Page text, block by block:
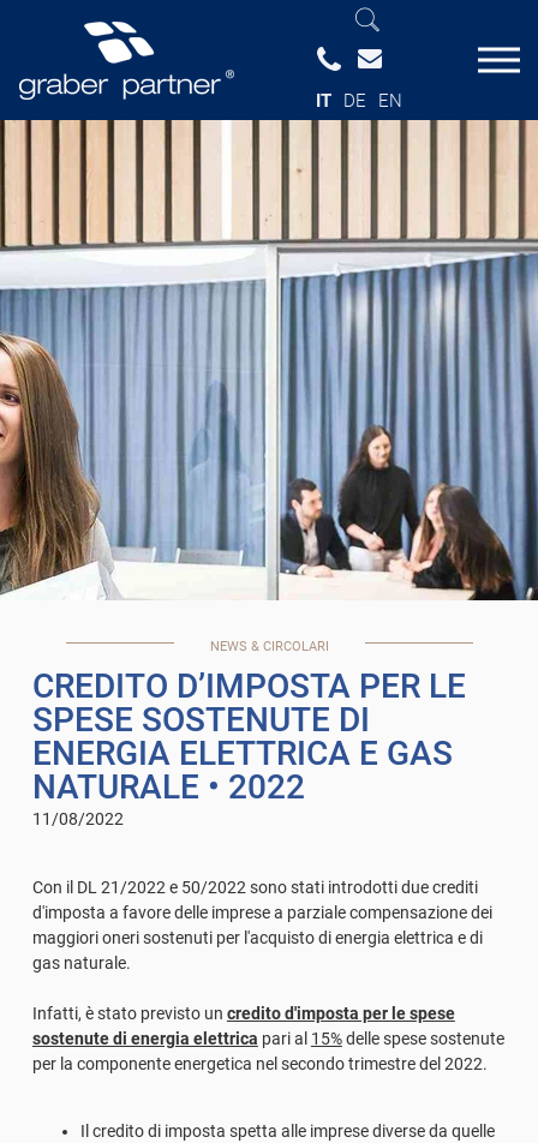
IT DE EN
NEWS & CIRCOLARI
CREDITO D’IMPOSTA PER LE
SPESE SOSTENUTE DI
ENERGIA ELETTRICA E GAS
NATURALE • 2022
11/08/2022
Con il DL 21/2022 e 50/2022 sono stati introdotti due crediti
d'imposta a favore delle imprese a parziale compensazione dei
maggiori oneri sostenuti per l'acquisto di energia elettrica e di
gas naturale.
Infatti, è stato previsto un credito d'imposta per le spese
sostenute di energia elettrica pari al 15%delle spese sostenute
per la componente energetica nel secondo trimestre del 2022.
Il credito di imposta spetta alle imprese diverse da quelle